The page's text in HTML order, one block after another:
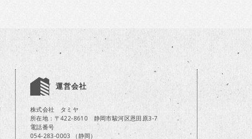
運営会社
株式会社 タミヤ
所在地：〒422-8610 静岡市駿河区恩田原3-7
電話番号
054-283-0003 （静岡）